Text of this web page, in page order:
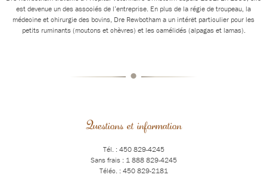
est devenue un des associés de l’entreprise. En plus de la régie de troupeau, la
médecine et chirurgie des bovins, Dre Rewbotham a un intérêt particulier pour les
petits ruminants (moutons et chèvres) et les camélidés (alpagas et lamas).
•
Questions et information
Tél. : 450 829-4245
Sans frais : 1 888 829-4245
Téléc. : 450 829-2181